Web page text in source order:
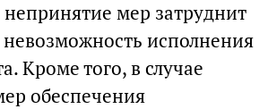
мер затруднит
исполнения
Кроме того, в случае
обеспечения